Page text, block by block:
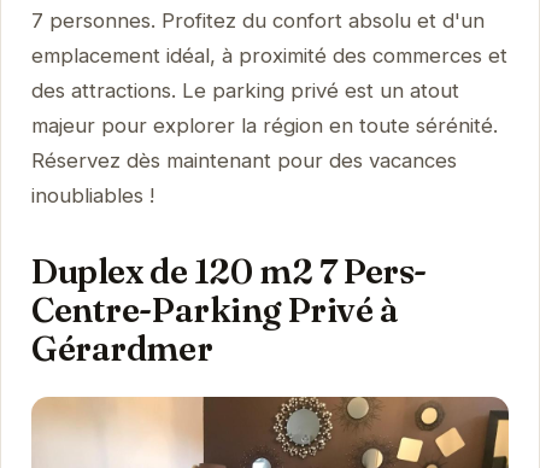
7 personnes. Profitez du confort absolu et d'un
emplacement idéal, à proximité des commerces et
des attractions. Le parking privé est un atout
majeur pour explorer la région en toute sérénité.
Réservez dès maintenant pour des vacances
inoubliables !
Duplex de 120 m2 7 Pers-
Centre-Parking Privé à
Gérardmer